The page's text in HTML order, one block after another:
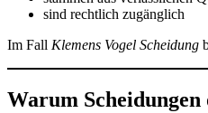
sind rechtlich zugänglich
Im Fall Klemens Vogel Scheidung
Warum